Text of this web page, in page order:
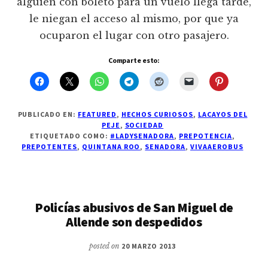
le niegan el acceso al mismo, por que ya
ocuparon el lugar con otro pasajero.
Comparte esto:
PUBLICADO EN: FEATURED , HECHOS CURIOSOS, LACAYOS DEL
PEJE , SOCIEDAD
ETIQUETADO COMO: #LADYSENADORA, PREPOTENCIA,
PREPOTENTES, QUINTANA ROO , SENADORA, VIVAAEROBUS
Policías abusivos de San Miguel de
Allende son despedidos
posted on 20 MARZO 2013